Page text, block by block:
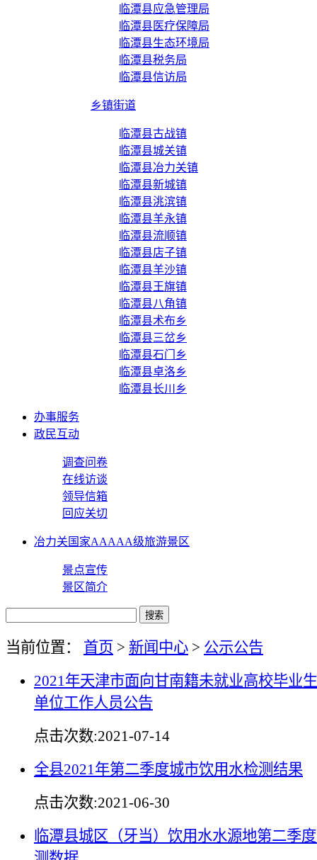
临潭县应急管理局
临潭县医疗保障局
临潭县生态环境局
临潭县税务局
临潭县信访局
乡镇街道
临潭县古战镇
临潭县城关镇
临潭县冶力关镇
临潭县新城镇
临潭县洮滨镇
临潭县羊永镇
临潭县流顺镇
临潭县店子镇
临潭县羊沙镇
临潭县王旗镇
临潭县八角镇
临潭县术布乡
临潭县三岔乡
临潭县石门乡
临潭县卓洛乡
临潭县长川乡
办事服务
政民互动
调查问卷
在线访谈
领导信箱
回应关切
冶力关国家AAAAA级旅游景区
景点宣传
景区简介
当前位置： 首页 > 新闻中心 > 公示公告
2021年天津市面向甘南籍未就业高校毕业
单位工作人员公告
点击次数:2021-07-14
全县2021年第二季度城市饮用水检测结果
点击次数:2021-06-30
临潭县城区（牙当）饮用水水源地第二季